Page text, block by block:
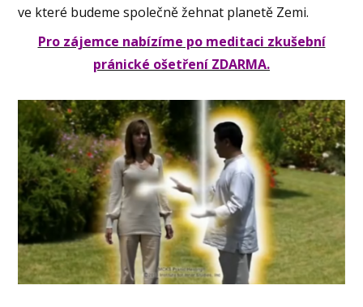
ve které budeme společně žehnat planetě Zemi.
Pro zájemce nabízíme po meditaci zkušební
pránické ošetření ZDARMA.